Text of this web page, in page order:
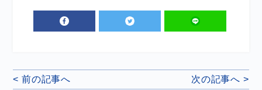
< 前の記事へ 次の記事へ >